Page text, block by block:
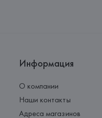
Информация
О компании
Наши контакты
Адреса магазинов